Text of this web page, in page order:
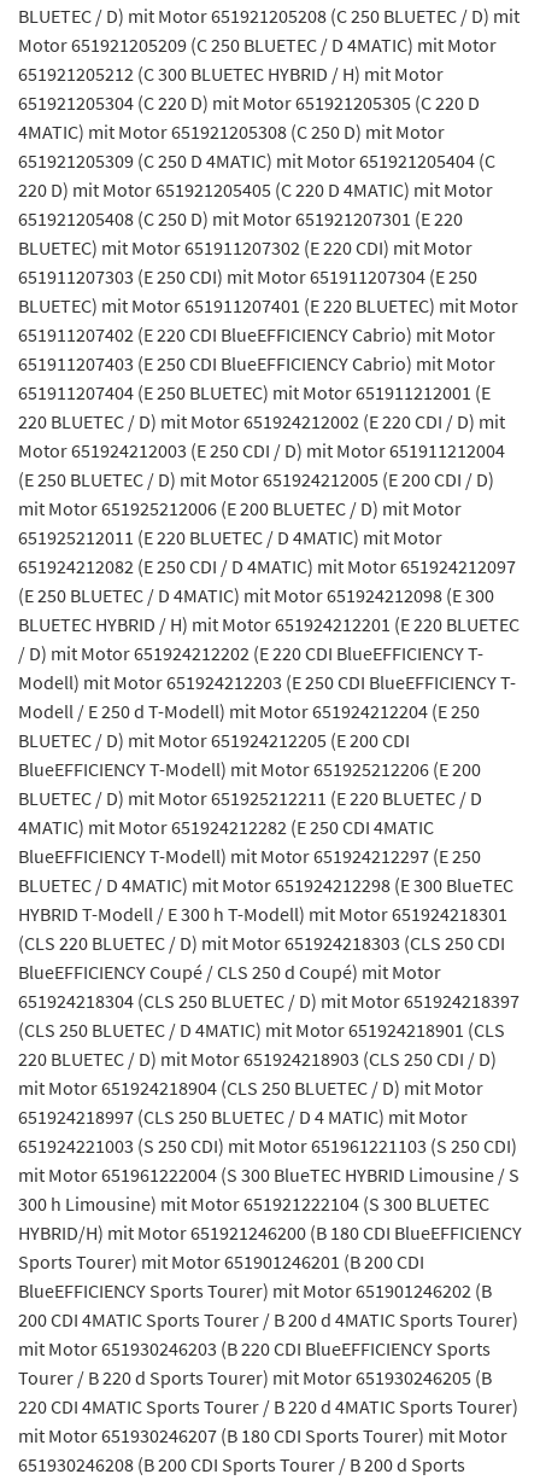
BLUETEC / D) mit Motor 651921205208 (C 250 BLUETEC / D) mit
Motor 651921205209 (C 250 BLUETEC / D 4MATIC) mit Motor
651921205212 (C 300 BLUETEC HYBRID / H) mit Motor
651921205304 (C 220 D) mit Motor 651921205305 (C 220 D
4MATIC) mit Motor 651921205308 (C 250 D) mit Motor
651921205309 (C 250 D 4MATIC) mit Motor 651921205404 (C
220 D) mit Motor 651921205405 (C 220 D 4MATIC) mit Motor
651921205408 (C 250 D) mit Motor 651921207301 (E 220
BLUETEC) mit Motor 651911207302 (E 220 CDI) mit Motor
651911207303 (E 250 CDI) mit Motor 651911207304 (E 250
BLUETEC) mit Motor 651911207401 (E 220 BLUETEC) mit Motor
651911207402 (E 220 CDI BlueEFFICIENCY Cabrio) mit Motor
651911207403 (E 250 CDI BlueEFFICIENCY Cabrio) mit Motor
651911207404 (E 250 BLUETEC) mit Motor 651911212001 (E
220 BLUETEC / D) mit Motor 651924212002 (E 220 CDI / D) mit
Motor 651924212003 (E 250 CDI / D) mit Motor 651911212004
(E 250 BLUETEC / D) mit Motor 651924212005 (E 200 CDI / D)
mit Motor 651925212006 (E 200 BLUETEC / D) mit Motor
651925212011 (E 220 BLUETEC / D 4MATIC) mit Motor
651924212082 (E 250 CDI / D 4MATIC) mit Motor 651924212097
(E 250 BLUETEC / D 4MATIC) mit Motor 651924212098 (E 300
BLUETEC HYBRID / H) mit Motor 651924212201 (E 220 BLUETEC
/ D) mit Motor 651924212202 (E 220 CDI BlueEFFICIENCY T-
Modell) mit Motor 651924212203 (E 250 CDI BlueEFFICIENCY T-
Modell / E 250 d T-Modell) mit Motor 651924212204 (E 250
BLUETEC / D) mit Motor 651924212205 (E 200 CDI
BlueEFFICIENCY T-Modell) mit Motor 651925212206 (E 200
BLUETEC / D) mit Motor 651925212211 (E 220 BLUETEC / D
4MATIC) mit Motor 651924212282 (E 250 CDI 4MATIC
BlueEFFICIENCY T-Modell) mit Motor 651924212297 (E 250
BLUETEC / D 4MATIC) mit Motor 651924212298 (E 300 BlueTEC
HYBRID T-Modell / E 300 h T-Modell) mit Motor 651924218301
(CLS 220 BLUETEC / D) mit Motor 651924218303 (CLS 250 CDI
BlueEFFICIENCY Coupé / CLS 250 d Coupé) mit Motor
651924218304 (CLS 250 BLUETEC / D) mit Motor 651924218397
(CLS 250 BLUETEC / D 4MATIC) mit Motor 651924218901 (CLS
220 BLUETEC / D) mit Motor 651924218903 (CLS 250 CDI / D)
mit Motor 651924218904 (CLS 250 BLUETEC / D) mit Motor
651924218997 (CLS 250 BLUETEC / D 4 MATIC) mit Motor
651924221003 (S 250 CDI) mit Motor 651961221103 (S 250 CDI)
mit Motor 651961222004 (S 300 BlueTEC HYBRID Limousine / S
300 h Limousine) mit Motor 651921222104 (S 300 BLUETEC
HYBRID/H) mit Motor 651921246200 (B 180 CDI BlueEFFICIENCY
Sports Tourer) mit Motor 651901246201 (B 200 CDI
BlueEFFICIENCY Sports Tourer) mit Motor 651901246202 (B
200 CDI 4MATIC Sports Tourer / B 200 d 4MATIC Sports Tourer)
mit Motor 651930246203 (B 220 CDI BlueEFFICIENCY Sports
Tourer / B 220 d Sports Tourer) mit Motor 651930246205 (B
220 CDI 4MATIC Sports Tourer / B 220 d 4MATIC Sports Tourer)
mit Motor 651930246207 (B 180 CDI Sports Tourer) mit Motor
651930246208 (B 200 CDI Sports Tourer / B 200 d Sports